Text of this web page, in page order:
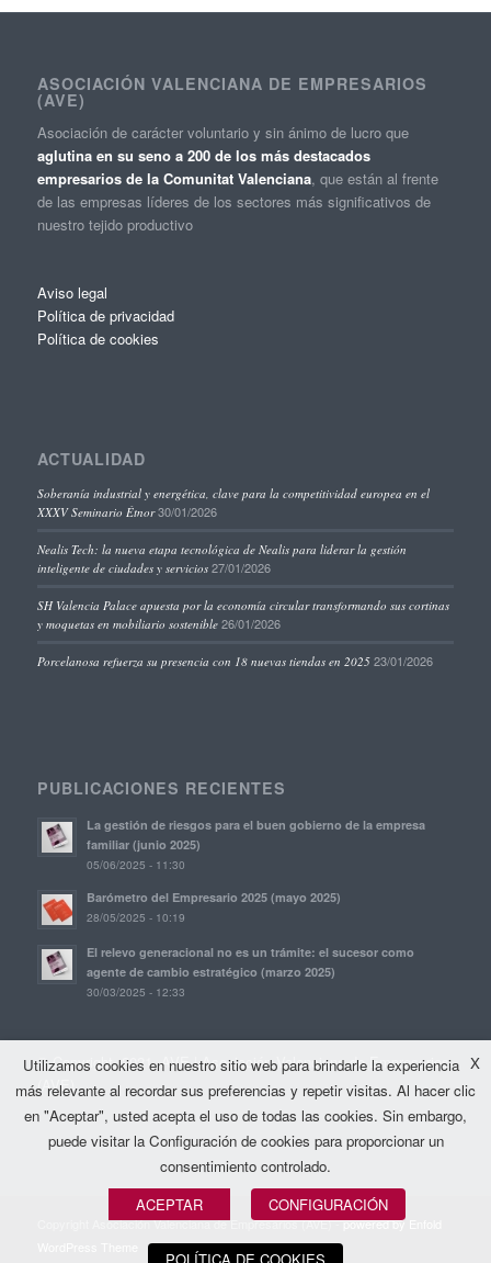
ASOCIACIÓN VALENCIANA DE EMPRESARIOS
(AVE)
Asociación de carácter voluntario y sin ánimo de lucro que
aglutina en su seno a 200 de los más destacados
empresarios de la Comunitat Valenciana, que están al frente
de las empresas líderes de los sectores más significativos de
nuestro tejido productivo
Aviso legal
Política de privacidad
Política de cookies
ACTUALIDAD
Soberanía industrial y energética, clave para la competitividad europea en el
XXXV Seminario Étnor 30/01/2026
Nealis Tech: la nueva etapa tecnológica de Nealis para liderar la gestión
inteligente de ciudades y servicios 27/01/2026
SH Valencia Palace apuesta por la economía circular transformando sus cortinas
y moquetas en mobiliario sostenible 26/01/2026
Porcelanosa refuerza su presencia con 18 nuevas tiendas en 2025 23/01/2026
PUBLICACIONES RECIENTES
La gestión de riesgos para el buen gobierno de la empresa
familiar (junio 2025)
05/06/2025 - 11:30
Barómetro del Empresario 2025 (mayo 2025)
28/05/2025 - 10:19
El relevo generacional no es un trámite: el sucesor como
agente de cambio estratégico (marzo 2025)
30/03/2025 - 12:33
© Copyright, 2021. AVE | Asociación Valenciana de Empresarios
(AVE)
Copyright Asociación Valenciana de Empresarios (AVE) -powered by Enfold
X
Utilizamos cookies en nuestro sitio web para brindarle la experiencia
más relevante al recordar sus preferencias y repetir visitas. Al hacer clic
en "Aceptar", usted acepta el uso de todas las cookies. Sin embargo,
puede visitar la Configuración de cookies para proporcionar un
consentimiento controlado.
ACEPTAR
CONFIGURACIÓN